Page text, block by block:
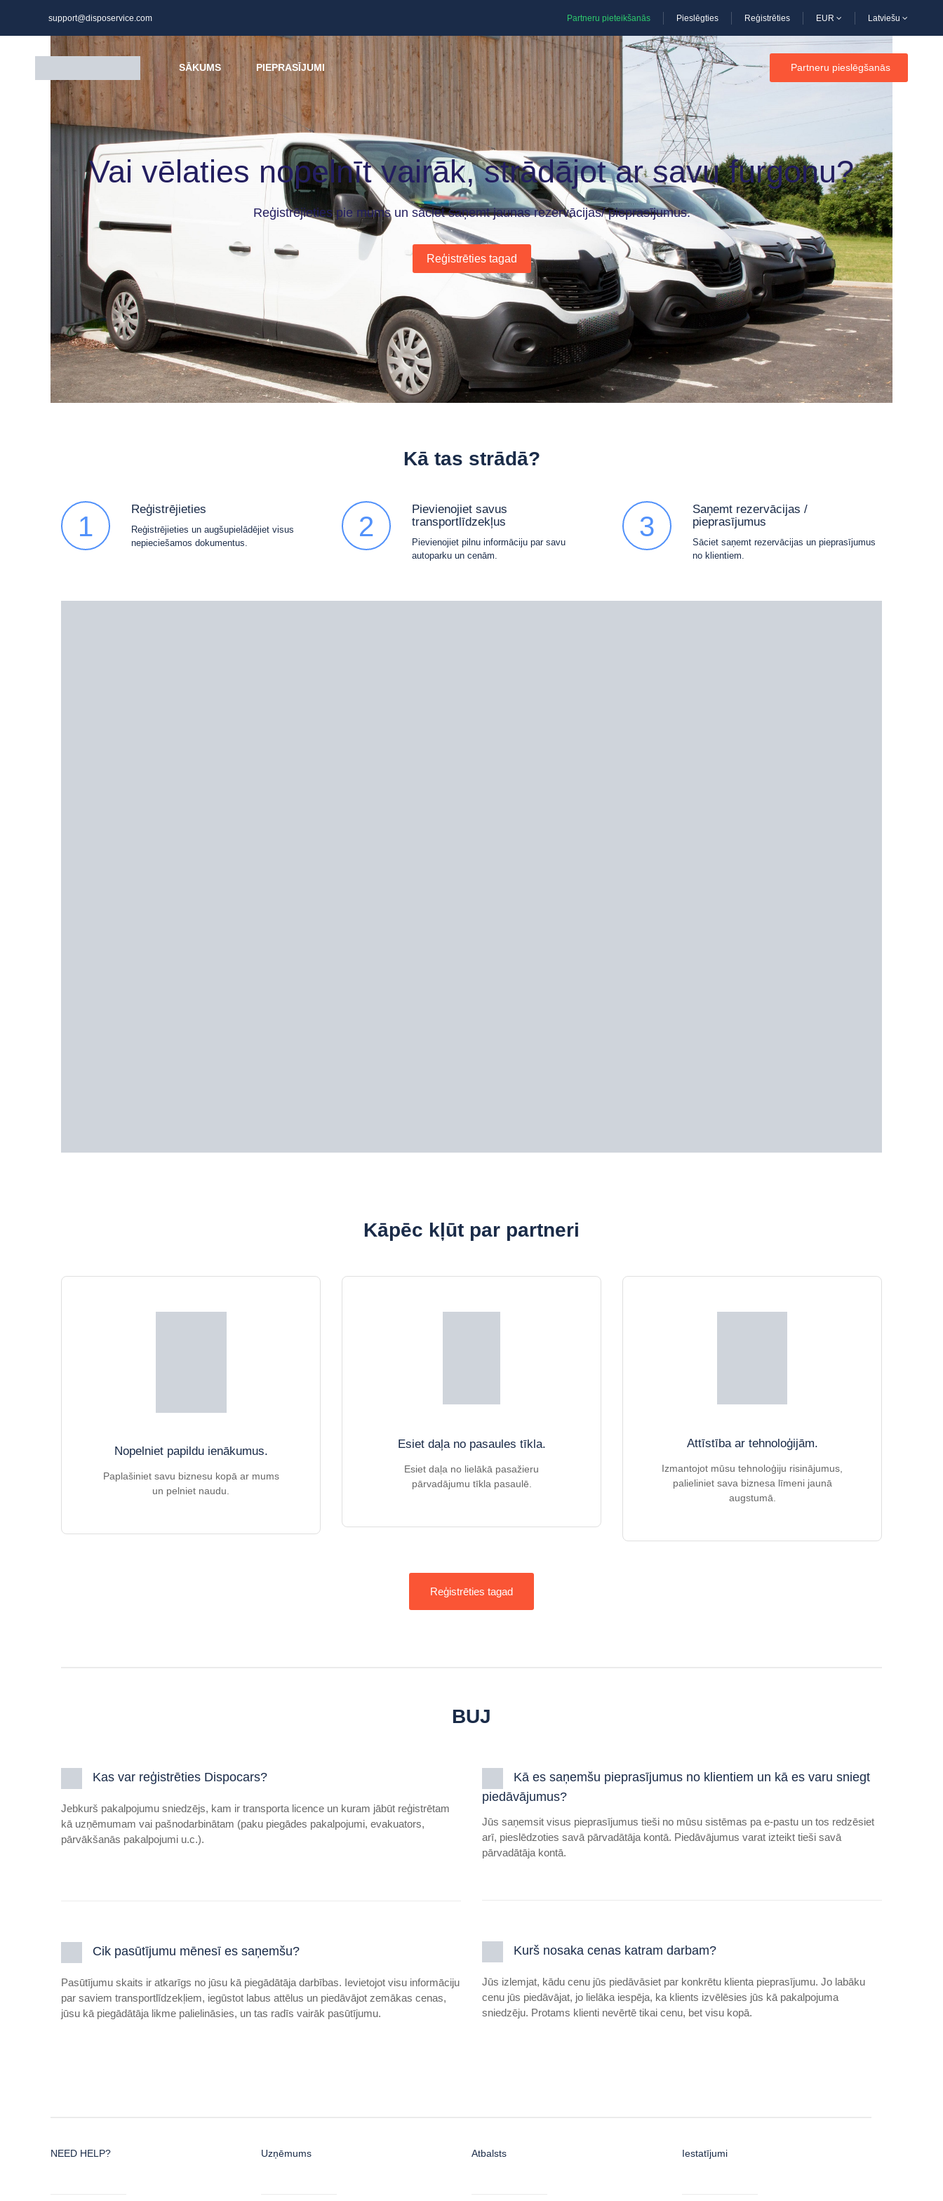
support@disposervice.com Partneru pieteikšanās Pieslēgties Reģistrēties EUR Latviešu
SĀKUMS PIEPRASĪJUMI Partneru pieslēgšanās
Vai vēlaties nopelnīt vairāk, strādājot ar savu furgonu?
Reģistrējieties pie mums un sāciet saņemt jaunas rezervācijas/ pieprasījumus.
Reģistrēties tagad
Kā tas strādā?
1
Reģistrējieties
Reģistrējieties un augšupielādējiet visus
nepieciešamos dokumentus.
2
Pievienojiet savus
transportlīdzekļus
Pievienojiet pilnu informāciju par savu
autoparku un cenām.
3
Saņemt rezervācijas /
pieprasījumus
Sāciet saņemt rezervācijas un pieprasījumus
no klientiem.
Kāpēc kļūt par partneri
Nopelniet papildu ienākumus.
Paplašiniet savu biznesu kopā ar mums
un pelniet naudu.
Esiet daļa no pasaules tīkla.
Esiet daļa no lielākā pasažieru
pārvadājumu tīkla pasaulē.
Attīstība ar tehnoloģijām.
Izmantojot mūsu tehnoloģiju risinājumus,
palieliniet sava biznesa līmeni jaunā
augstumā.
Reģistrēties tagad
BUJ
Kas var reģistrēties Dispocars?
Jebkurš pakalpojumu sniedzējs, kam ir transporta licence un kuram jābūt reģistrētam
kā uzņēmumam vai pašnodarbinātam (paku piegādes pakalpojumi, evakuators,
pārvākšanās pakalpojumi u.c.).
Cik pasūtījumu mēnesī es saņemšu?
Pasūtījumu skaits ir atkarīgs no jūsu kā piegādātāja darbības. Ievietojot visu informāciju
par saviem transportlīdzekļiem, iegūstot labus attēlus un piedāvājot zemākas cenas,
jūsu kā piegādātāja likme palielināsies, un tas radīs vairāk pasūtījumu.
Kā es saņemšu pieprasījumus no klientiem un kā es varu sniegt
piedāvājumus?
Jūs saņemsit visus pieprasījumus tieši no mūsu sistēmas pa e-pastu un tos redzēsiet
arī, pieslēdzoties savā pārvadātāja kontā. Piedāvājumus varat izteikt tieši savā
pārvadātāja kontā.
Kurš nosaka cenas katram darbam?
Jūs izlemjat, kādu cenu jūs piedāvāsiet par konkrētu klienta pieprasījumu. Jo labāku
cenu jūs piedāvājat, jo lielāka iespēja, ka klients izvēlēsies jūs kā pakalpojuma
sniedzēju. Protams klienti nevērtē tikai cenu, bet visu kopā.
NEED HELP? Uzņēmums Atbalsts Iestatījumi